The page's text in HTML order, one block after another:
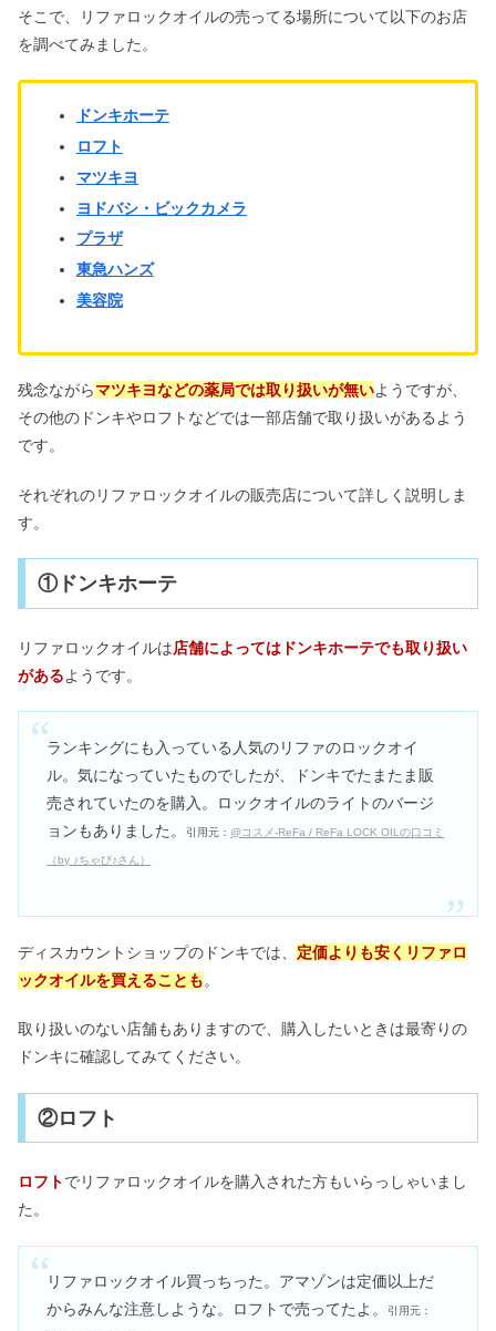
そこで、リファロックオイルの売ってる場所について以下のお店
を調べてみました。
ドンキホーテ
ロフト
マツキヨ
ヨドバシ・ビックカメラ
プラザ
東急ハンズ
美容院
残念ながらマツキヨなどの薬局では取り扱いが無いようですが、
その他のドンキやロフトなどでは一部店舗で取り扱いがあるよう
です。
それぞれのリファロックオイルの販売店について詳しく説明しま
す。
①ドンキホーテ
リファロックオイルは店舗によってはドンキホーテでも取り扱い
があるようです。
ランキングにも入っている人気のリファのロックオイ
ル。気になっていたものでしたが、ドンキでたまたま販
売されていたのを購入。ロックオイルのライトのバージ
ョンもありました。
引用元： @コスメ-ReFa / ReFa LOCK OILの口コミ
（by ♪ちゃび♪さん）
ディスカウントショップのドンキでは、 定価よりも安くリファロ
ックオイルを買えることも。
取り扱いのない店舗もありますので、購入したいときは最寄りの
ドンキに確認してみてください。
②ロフト
ロフトでリファロックオイルを購入された方もいらっしゃいまし
た。
リファロックオイル買っちった。アマゾンは定価以上だ
からみんな注意しような。ロフトで売ってたよ。
引用元：